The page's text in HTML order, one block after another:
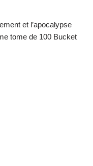
et l’apocalypse
tome de 100 Bucket